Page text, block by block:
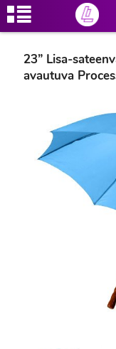
23” Lisa-
avautuva